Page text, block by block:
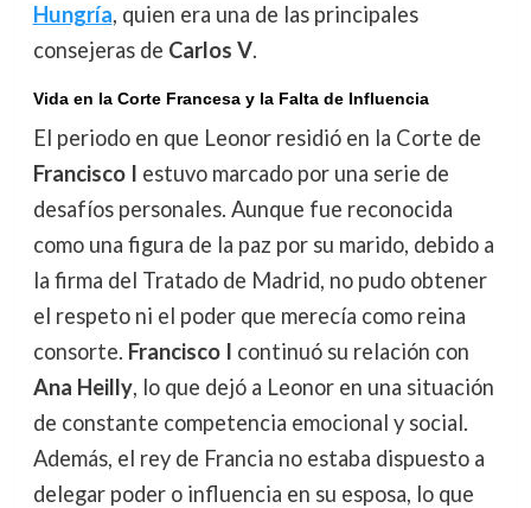
Hungría, quien era una de las principales
consejeras de Carlos V.
Vida en la Corte Francesa y la Falta de Influencia
El periodo en que Leonor residió en la Corte de
Francisco I estuvo marcado por una serie de
desafíos personales. Aunque fue reconocida
como una figura de la paz por su marido, debido a
la firma del Tratado de Madrid, no pudo obtener
el respeto ni el poder que merecía como reina
consorte. Francisco I continuó su relación con
Ana Heilly, lo que dejó a Leonor en una situación
de constante competencia emocional y social.
Además, el rey de Francia no estaba dispuesto a
delegar poder o influencia en su esposa, lo que